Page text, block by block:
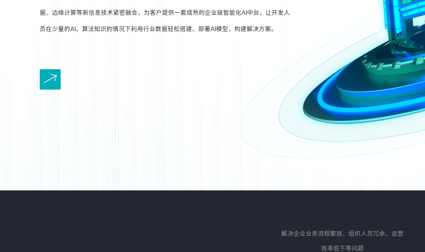
据、边缘计算等新信息技术紧密融合，为客户提供一套成熟的企业级智能化AI中台，让开发人
员在少量的AI、算法知识的情况下利用行业数据轻松搭建、部署AI模型，构建解决方案。
解决企业业务流程繁琐、组织人员冗余、运营
效率低下等问题